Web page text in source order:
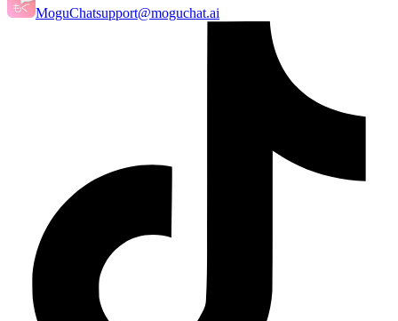
MoguChatsupport@moguchat.ai